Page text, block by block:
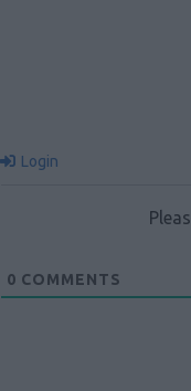
Login
0 COMMENTS